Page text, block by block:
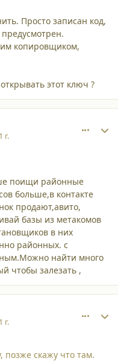
Просто записан код,
копировщиком,
этот ключ ?
г.
поищи районные
больше,в контакте
продают,авито,
базы из метакомов
в них
районных. с
найти много
чтобы залезать ,
г.
позже скажу что там.